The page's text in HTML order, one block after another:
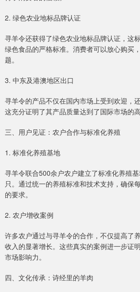
2. 绿色农业地标品牌认证
寻羊令还获得了绿色农业地标品牌认证，这
绿色食品的严格标准。消费者可以放心购买
题。
3. 中东及港澳地区出口
寻羊令的产品不仅在国内市场上受到欢迎，
这充分证明了其产品质量达到了国际市场的高
三、用户见证：农户合作与标准化养殖
1. 标准化养殖基地
寻羊令联合500余户农户建立了标准化养殖
只。通过统一的养殖标准和技术支持，确保
的要求。
2. 农户增收案例
许多农户通过与寻羊令的合作，不仅提高了
收入的显著增长。这些真实的案例进一步证
市场影响力。
四、文化传承：诗经里的羊肉